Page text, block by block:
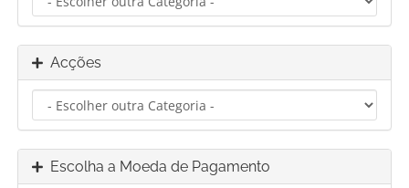
Acções
Escolha a Moeda de Pagamento